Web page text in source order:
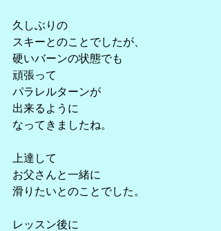
久しぶりの
スキーとのことでしたが、
硬いバーンの状態でも
頑張って
パラレルターンが
出来るように
なってきましたね。
上達して
お父さんと一緒に
滑りたいとのことでした。
レッスン後に